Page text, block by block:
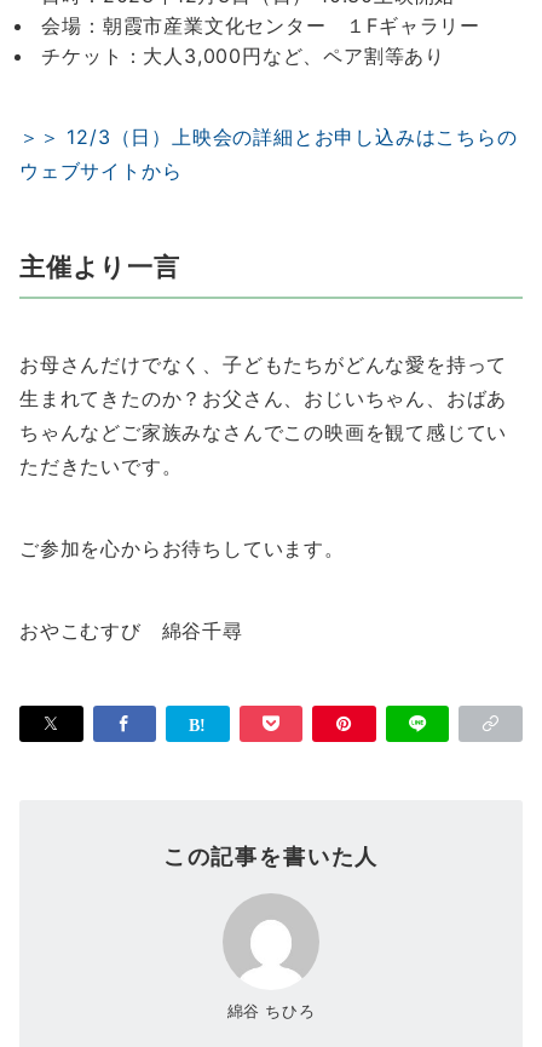
会場：朝霞市産業文化センター １Fギャラリー
チケット：大人3,000円など、ペア割等あり
＞＞ 12/3（日）上映会の詳細とお申し込みはこちらの
ウェブサイトから
主催より一言
お母さんだけでなく、子どもたちがどんな愛を持って
生まれてきたのか？お父さん、おじいちゃん、おばあ
ちゃんなどご家族みなさんでこの映画を観て感じてい
ただきたいです。
ご参加を心からお待ちしています。
おやこむすび 綿谷千尋
この記事を書いた人
綿谷 ちひろ